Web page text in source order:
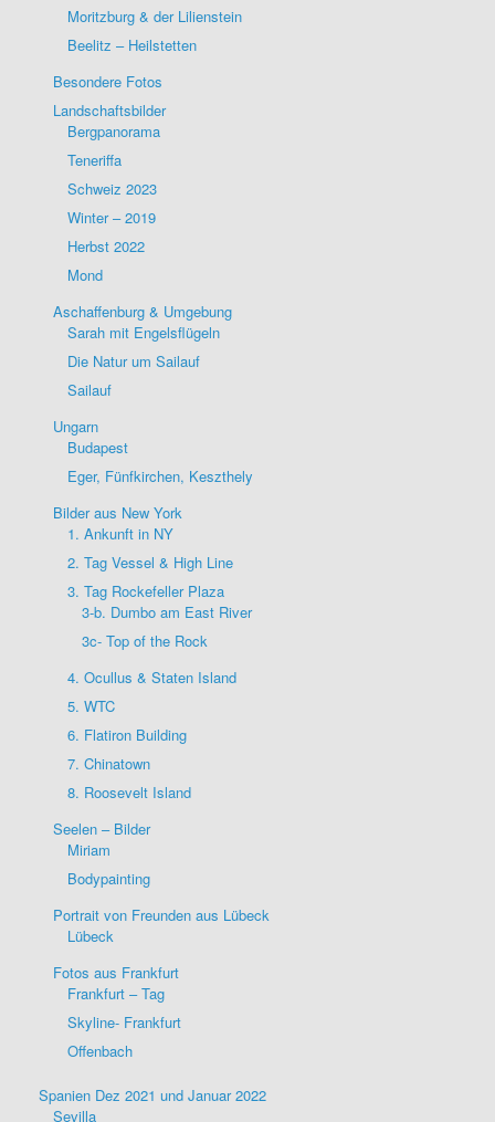
Moritzburg & der Lilienstein
Beelitz – Heilstetten
Besondere Fotos
Landschaftsbilder
Bergpanorama
Teneriffa
Schweiz 2023
Winter – 2019
Herbst 2022
Mond
Aschaffenburg & Umgebung
Sarah mit Engelsflügeln
Die Natur um Sailauf
Sailauf
Ungarn
Budapest
Eger, Fünfkirchen, Keszthely
Bilder aus New York
1. Ankunft in NY
2. Tag Vessel & High Line
3. Tag Rockefeller Plaza
3-b. Dumbo am East River
3c- Top of the Rock
4. Ocullus & Staten Island
5. WTC
6. Flatiron Building
7. Chinatown
8. Roosevelt Island
Seelen – Bilder
Miriam
Bodypainting
Portrait von Freunden aus Lübeck
Lübeck
Fotos aus Frankfurt
Frankfurt – Tag
Skyline- Frankfurt
Offenbach
Spanien Dez 2021 und Januar 2022
Sevilla